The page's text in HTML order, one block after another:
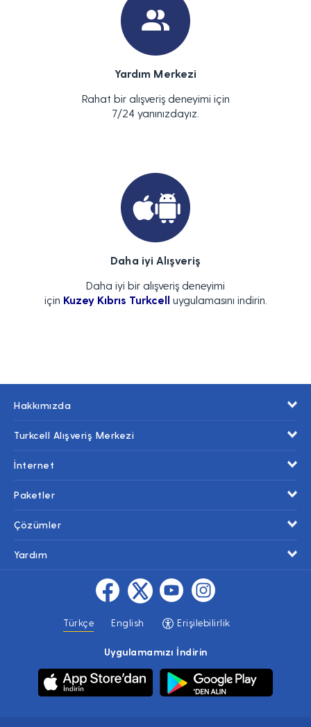
Yardım Merkezi
Rahat bir alışveriş deneyimi için
7/24 yanınızdayız.
Daha iyi Alışveriş
Daha iyi bir alışveriş deneyimi
için Kuzey Kıbrıs Turkcell uygulamasını indirin.
Hakkımızda
Turkcell Alışveriş Merkezi
İnternet
Paketler
Çözümler
Yardım
Türkçe English Erişilebilirlik
Uygulamamızı İndirin